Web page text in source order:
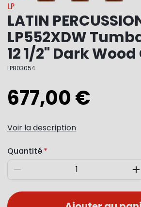
LP
LATIN
LP552XDW
12 1/2" Dark
LP803054
677,00 €
Voir la description
Quantité
Diminuer